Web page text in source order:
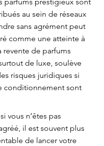
parfums prestigieux sont
au sein de réseaux
sans agrément peut
comme une atteinte à
revente de parfums
de luxe, soulève
risques juridiques si
conditionnement sont
vous n’êtes pas
il est souvent plus
de lancer votre